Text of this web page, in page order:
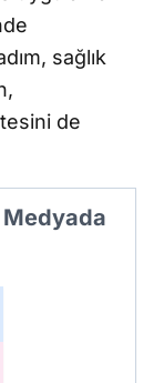
sağlık
de
Medyada